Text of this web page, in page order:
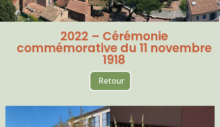
Retour
2022 – Cérémonie
commémorative du 11 novembre
1918